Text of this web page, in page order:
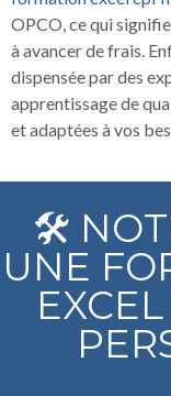
OPCO, ce qui
à avancer de frais.
dispensée par des
apprentissage de
et adaptées à vos
🛠️
UNE